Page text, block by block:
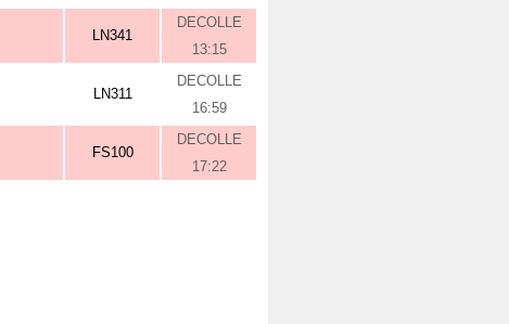
LN341
DECOLLE
13:15
LN311
DECOLLE
16:59
FS100
DECOLLE
17:22